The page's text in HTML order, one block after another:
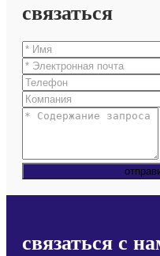
связаться
связаться с